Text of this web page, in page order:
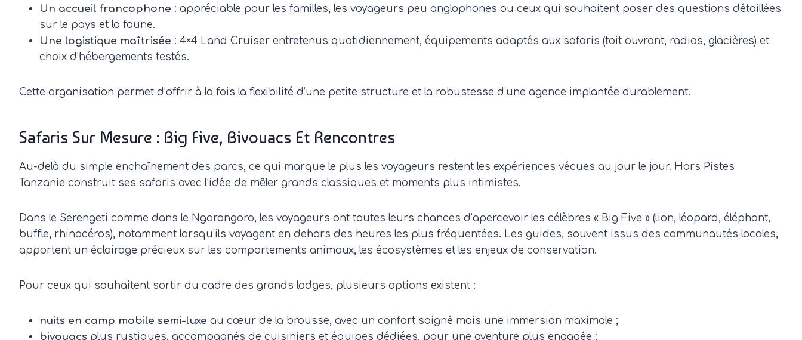
Un accueil francophone : appréciable pour les familles, les voyageurs peu anglophones ou ceux qui souhaitent poser des questions détaillées
sur le pays et la faune.
Une logistique maîtrisée : 4×4 Land Cruiser entretenus quotidiennement, équipements adaptés aux safaris (toit ouvrant, radios, glacières) et
choix d’hébergements testés.
Cette organisation permet d’offrir à la fois la flexibilité d’une petite structure et la robustesse d’une agence implantée durablement.
Safaris Sur Mesure : Big Five, Bivouacs Et Rencontres
Au-delà du simple enchaînement des parcs, ce qui marque le plus les voyageurs restent les expériences vécues au jour le jour. Hors Pistes
Tanzanie construit ses safaris avec l’idée de mêler grands classiques et moments plus intimistes.
Dans le Serengeti comme dans le Ngorongoro, les voyageurs ont toutes leurs chances d’apercevoir les célèbres « Big Five » (lion, léopard, éléphant,
buffle, rhinocéros), notamment lorsqu’ils voyagent en dehors des heures les plus fréquentées. Les guides, souvent issus des communautés locales,
apportent un éclairage précieux sur les comportements animaux, les écosystèmes et les enjeux de conservation.
Pour ceux qui souhaitent sortir du cadre des grands lodges, plusieurs options existent :
nuits en camp mobile semi-luxe au cœur de la brousse, avec un confort soigné mais une immersion maximale ;
bivouacs plus rustiques, accompagnés de cuisiniers et équipes dédiées, pour une aventure plus engagée ;